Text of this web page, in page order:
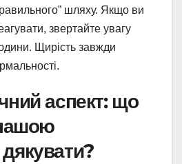
шляху. Якщо ви
звертайте увагу
Щирість завжди
аспект: що